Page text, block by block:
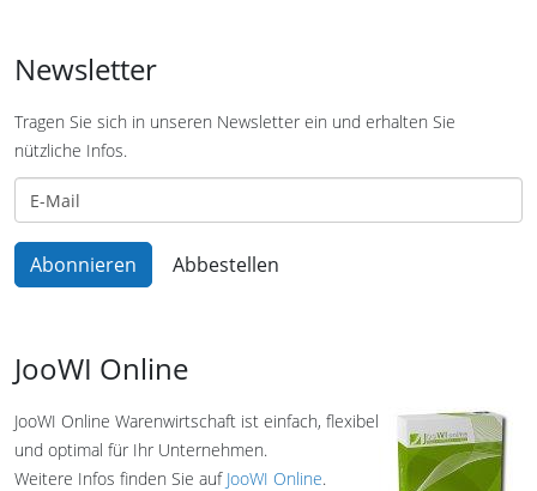
Newsletter
Tragen Sie sich in unseren Newsletter ein und erhalten Sie
nützliche Infos.
JooWI Online
JooWI Online Warenwirtschaft ist einfach, flexibel
und optimal für Ihr Unternehmen.
Weitere Infos finden Sie auf JooWI Online.